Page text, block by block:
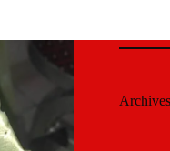
Archives